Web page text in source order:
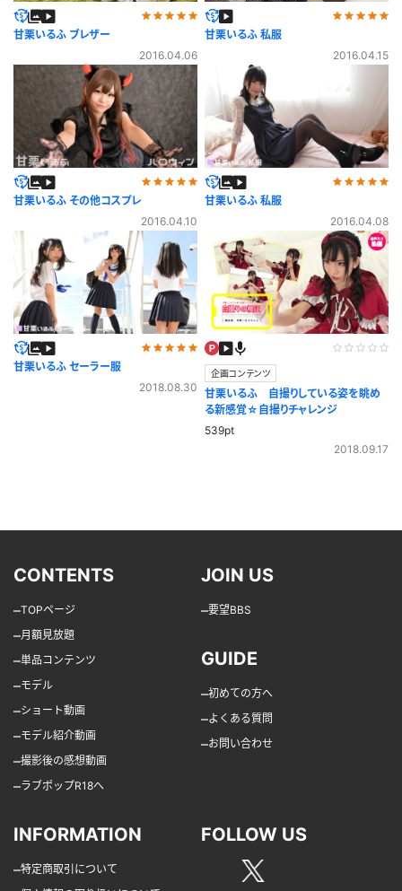
甘栗いるふ ブレザー
2016.04.06
甘栗いるふ 私服
2016.04.15
甘栗いるふ その他コスプレ
2016.04.10
甘栗いるふ 私服
2016.04.08
甘栗いるふ セーラー服
2018.08.30
企画コンテンツ
甘栗いるふ 自撮りしている姿を眺め
る新感覚☆自撮りチャレンジ
539pt
2018.09.17
CONTENTS
–TOPページ
–月額見放題
–単品コンテンツ
–モデル
–ショート動画
–モデル紹介動画
–撮影後の感想動画
–ラブポップR18へ
JOIN US
–要望BBS
GUIDE
–初めての方へ
–よくある質問
–お問い合わせ
INFORMATION
–特定商取引について
FOLLOW US